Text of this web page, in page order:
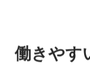
働きやす